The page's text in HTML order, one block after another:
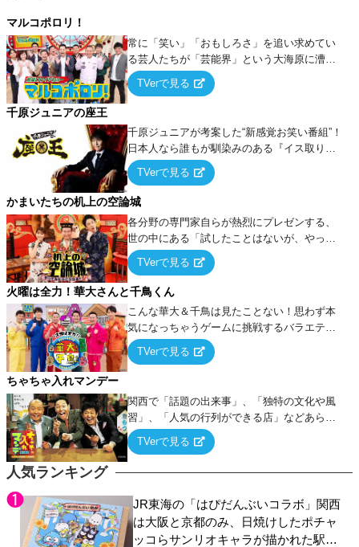
人気ランキング
JR東海の「はぴだんぶいコラボ」関西
は大阪と京都のみ、日焼けしたポチャ
ッコらサンリオキャラが描かれた駅弁
マルコポロリ！
常に「笑い」「おもしろさ」を追い求めてい
る芸人たちが「芸能界」という大海原に漕ぎ
出でて、新たなオモシロ人間を発掘する！
TVerで見る
千原ジュニアの座王
千原ジュニアが考案した“新感覚お笑い番組”！
日本人なら誰もが馴染みのある『イス取りゲ
ーム』をベースに、大喜利・ギャグ・モノボ
ケ・歌…など様々なお題で芸人がショートネ
タを競い合う！
TVerで見る
かまいたちの机上の空論城
各分野の専門家自らが熱烈にプレゼンする、
世の中にある「試したことはないが、やって
みたらこうなる！…ハズ」という“机上の空
論”に若手芸人らがカラダを張って挑む！
TVerで見る
火曜は全力！華大さんと千鳥くん
こんな華大＆千鳥は見たことない！思わず本
気になっちゃうゲームに挑戦するバラエティ
ー！
TVerで見る
ちゃちゃ入れマンデー
関西で「話題の出来事」、「独特の文化や風
習」、「人気の行列ができる店」などあらゆ
るテーマについて好き放題にちゃちゃを入れ
ていく関西色を前面に押し出したトークバラ
TVerで見る